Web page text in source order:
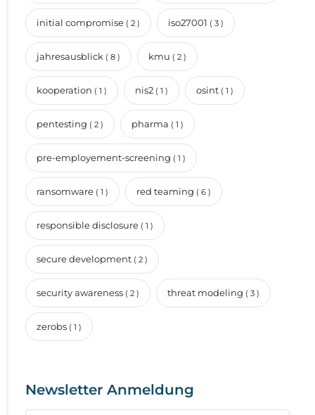
initial compromise ( 2 ) iso27001 ( 3 )
jahresausblick ( 8 ) kmu ( 2 )
kooperation ( 1 ) nis2 ( 1 ) osint ( 1 )
pentesting ( 2 ) pharma ( 1 )
pre-employement-screening ( 1 )
ransomware ( 1 ) red teaming ( 6 )
responsible disclosure ( 1 )
secure development ( 2 )
security awareness ( 2 ) threat modeling ( 3 )
zerobs ( 1 )
Newsletter Anmeldung